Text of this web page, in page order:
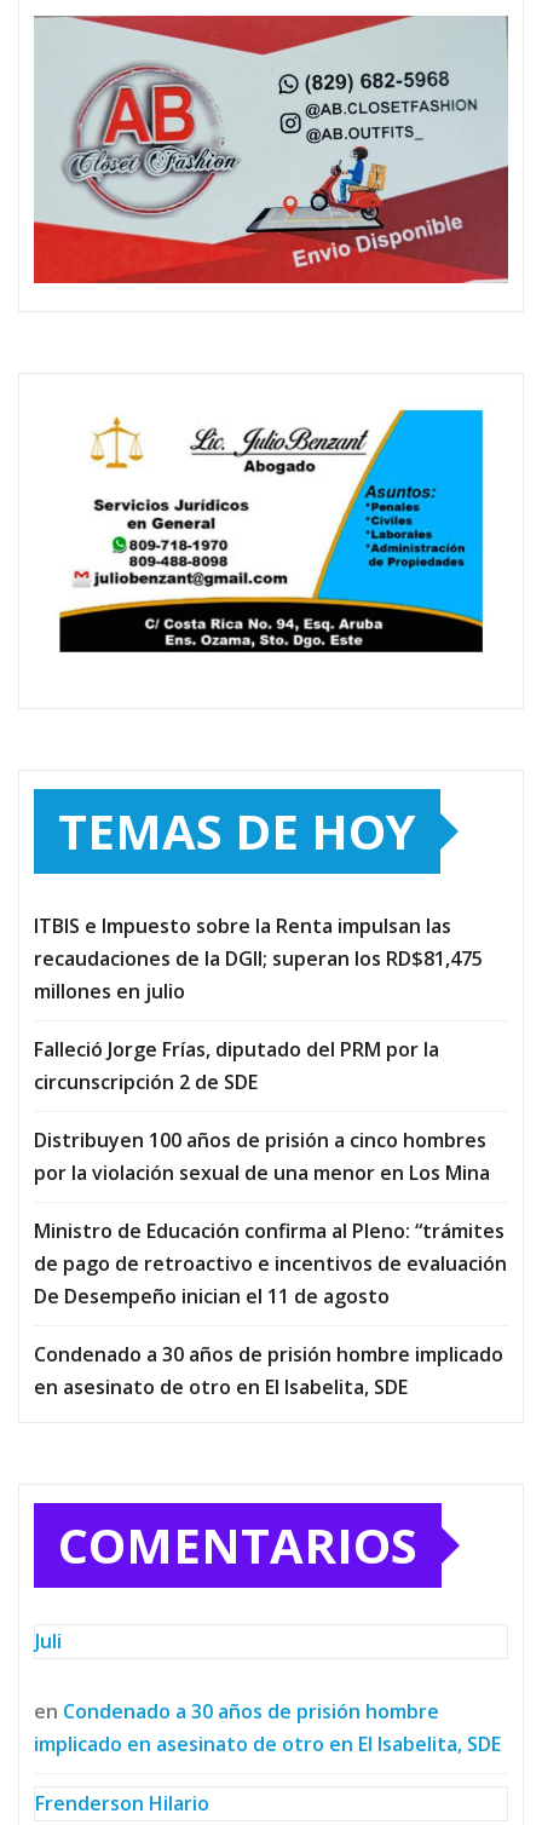
TEMAS DE HOY
ITBIS e Impuesto sobre la Renta impulsan las
recaudaciones de la DGII; superan los RD$81,475
millones en julio
Falleció Jorge Frías, diputado del PRM por la
circunscripción 2 de SDE
Distribuyen 100 años de prisión a cinco hombres
por la violación sexual de una menor en Los Mina
Ministro de Educación confirma al Pleno: “trámites
de pago de retroactivo e incentivos de evaluación
De Desempeño inician el 11 de agosto
Condenado a 30 años de prisión hombre implicado
en asesinato de otro en El Isabelita, SDE
COMENTARIOS
Juli
en Condenado a 30 años de prisión hombre
implicado en asesinato de otro en El Isabelita, SDE
Frenderson Hilario